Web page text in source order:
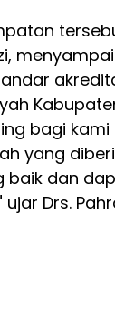
bagi
yang
baik dan
Drs.